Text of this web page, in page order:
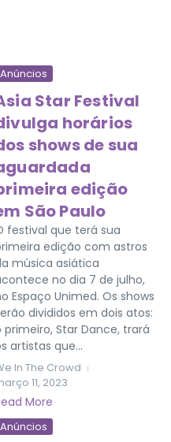
Anúncios
Star Festival
horários
shows de sua
edição
São Paulo
festival que terá sua
edição com astros
música asiática
no dia 7 de julho,
Espaço Unimed. Os shows
divididos em dois atos:
primeiro, Star Dance, trará
artistas que...
In The Crowd
11, 2023
More
Anúncios